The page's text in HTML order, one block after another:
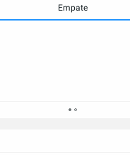
Empate